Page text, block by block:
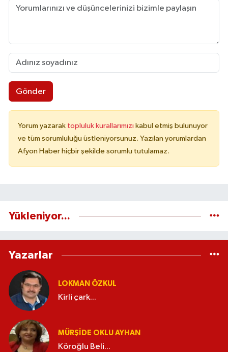
Gönder
Yorum yazarak topluluk kurallarımızı kabul etmiş bulunuyor
ve tüm sorumluluğu üstleniyorsunuz. Yazılan yorumlardan
Afyon Haber hiçbir şekilde sorumlu tutulamaz.
Yükleniyor...
Yazarlar
LOKMAN ÖZKUL
Kirli çark...
MÜRŞIDE OKLU AYHAN
Köroğlu Beli...